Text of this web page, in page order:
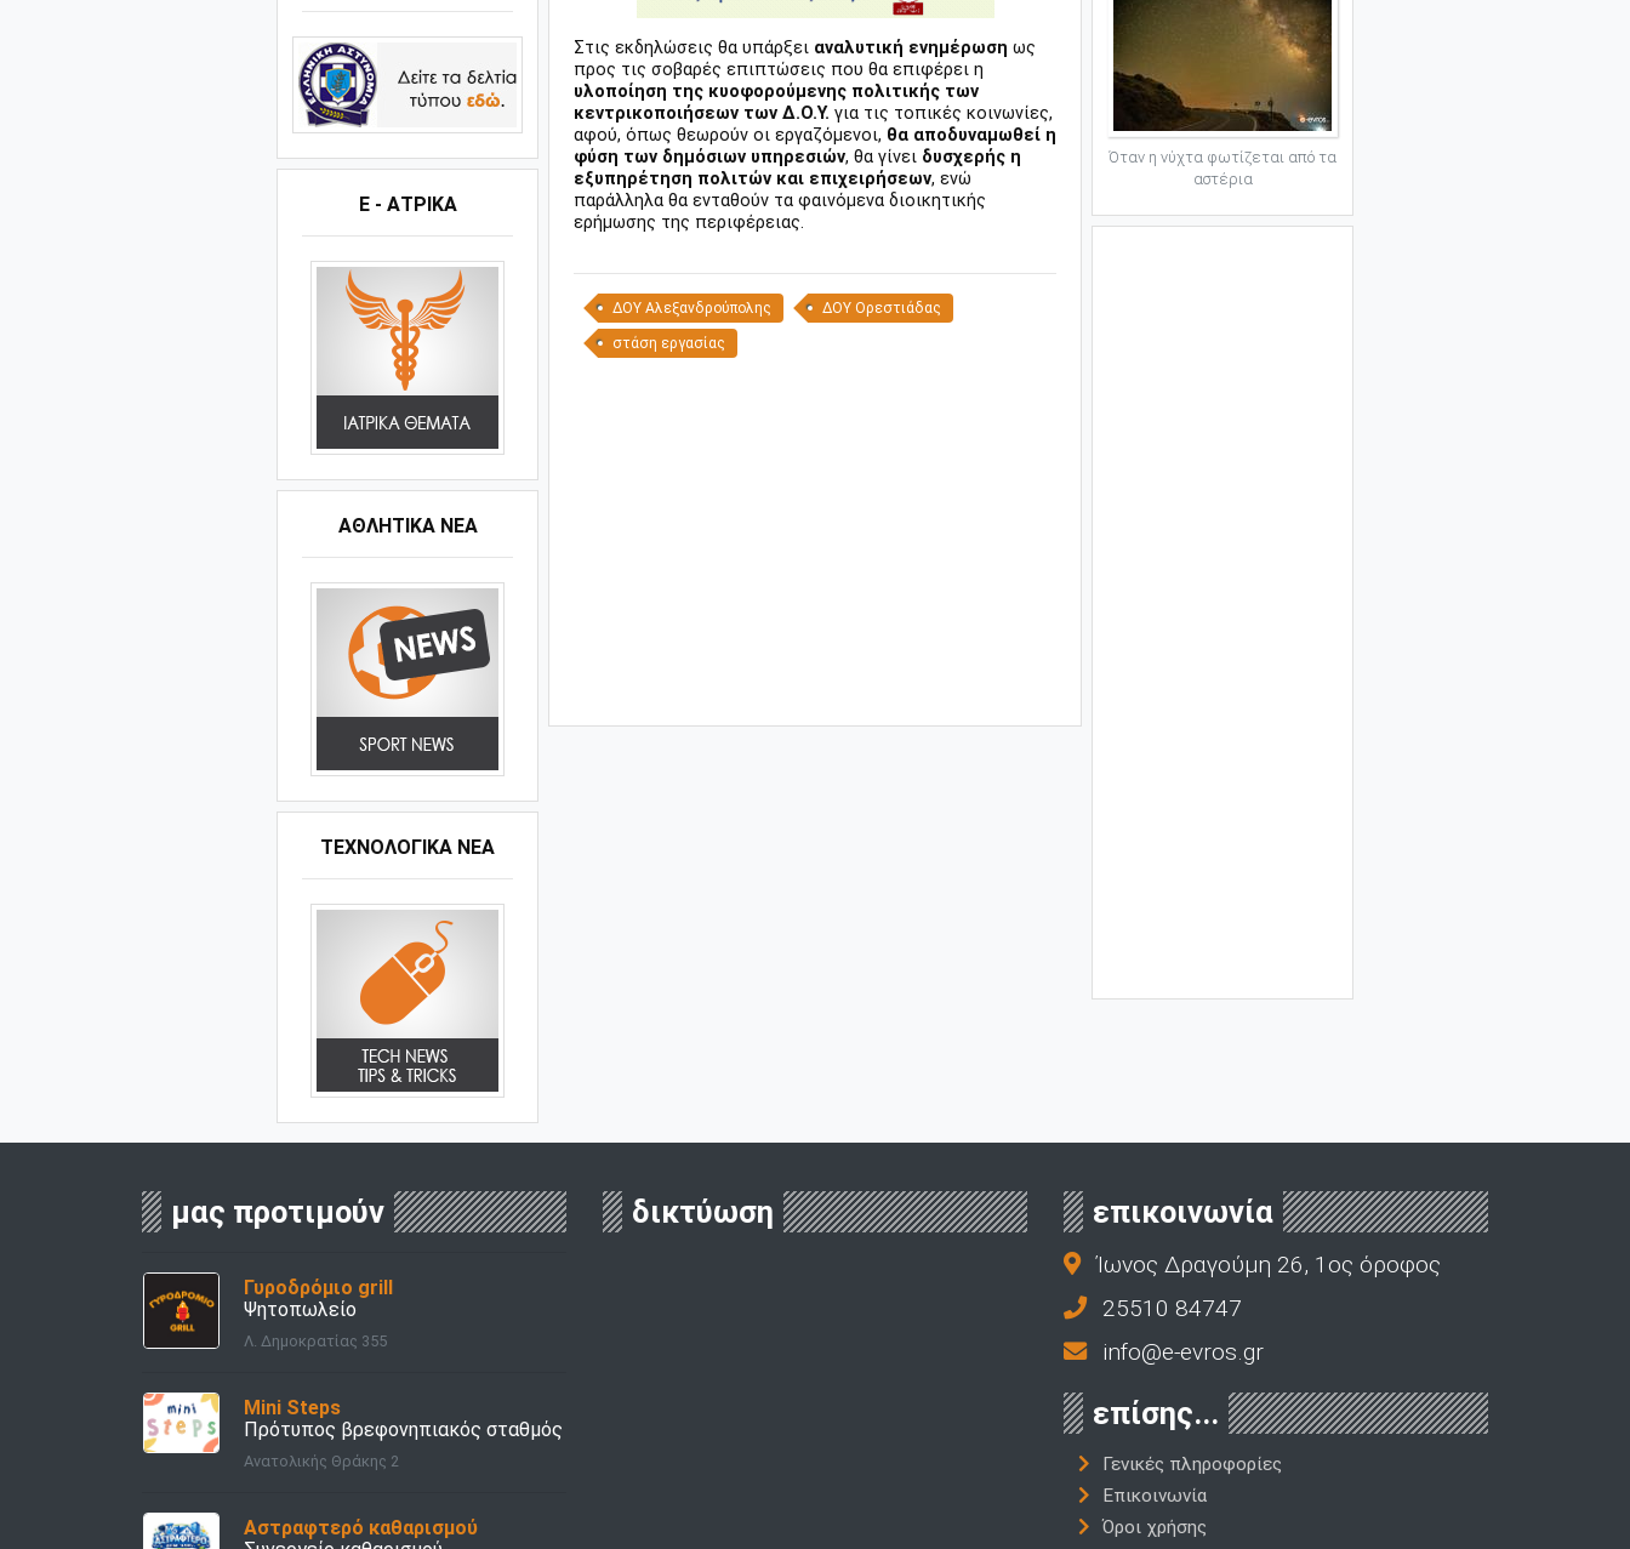
Ε - ΑΤΡΙΚΑ
ΑΘΛΗΤΙΚΆ ΝΈΑ
ΤΕΧΝΟΛΟΓΙΚΑ ΝΕΑ
Στις εκδηλώσεις θα υπάρξει αναλυτική ενημέρωση ως
προς τις σοβαρές επιπτώσεις που θα επιφέρει η
υλοποίηση της κυοφορούμενης πολιτικής των
κεντρικοποιήσεων των Δ.Ο.Υ. για τις τοπικές κοινωνίες,
αφού, όπως θεωρούν οι εργαζόμενοι, θα αποδυναμωθεί η
φύση των δημόσιων υπηρεσιών, θα γίνει δυσχερής η
εξυπηρέτηση πολιτών και επιχειρήσεων, ενώ
παράλληλα θα ενταθούν τα φαινόμενα διοικητικής
ερήμωσης της περιφέρειας.
ΔΟΥ Αλεξανδρούπολης ΔΟΥ Ορεστιάδας
στάση εργασίας
Όταν η νύχτα φωτίζεται από τα
αστέρια
μας προτιμούν
Γυροδρόμιο grill
Ψητοπωλείο
Λ. Δημοκρατίας 355
Mini Steps
Πρότυπος βρεφονηπιακός σταθμός
Ανατολικής Θράκης 2
Αστραφτερό καθαρισμού
δικτύωση επικοινωνία
Ίωνος Δραγούμη 26, 1ος όροφος
25510 84747
info@e-evros.gr
επίσης...
Γενικές πληροφορίες
Επικοινωνία
Όροι χρήσης